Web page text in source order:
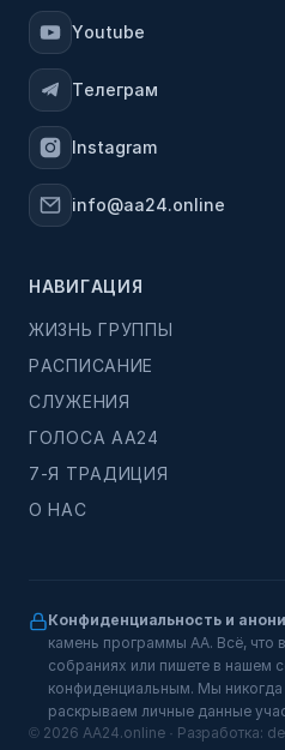
Youtube
Телеграм
Instagram
info@aa24.online
НАВИГАЦИЯ
ЖИЗНЬ ГРУППЫ
РАСПИСАНИЕ
СЛУЖЕНИЯ
ГОЛОСА АА24
7-Я ТРАДИЦИЯ
О НАС
Конфиденциальность и
камень программы АА. Всё, что
собраниях или пишете в нашем
конфиденциальным. Мы никогда
раскрываем личные данные
© 2026 AA24.online · Разработка: